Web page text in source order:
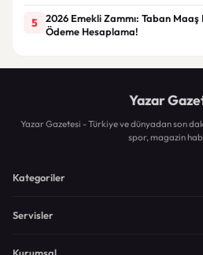
5
2026 Emekli Zammı: Taban
Ödeme Hesaplama!
Yazar
Yazar Gazetesi - Türkiye ve dünyadan son
spor, magazin
Kategoriler
Servisler
Kurumsal